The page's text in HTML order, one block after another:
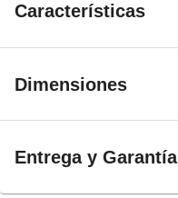
Características
Dimensiones
Entrega y Garantía